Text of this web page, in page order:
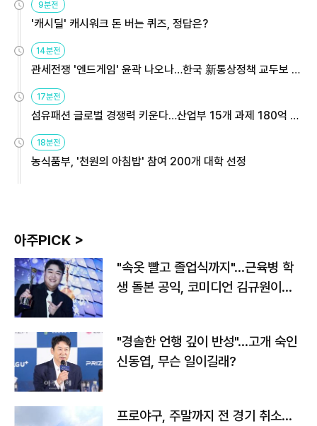
9분전
'캐시딜' 캐시워크 돈 버는 퀴즈, 정답은?
14분전
관세전쟁 '엔드게임' 윤곽 나오나…한국 新통상정책 교두보 활
17분전
섬유패션 글로벌 경쟁력 키운다…산업부 15개 과제 180억 지
18분전
농식품부, '천원의 아침밥' 참여 200개 대학 선정
아주PICK >
"속옷 빨고 졸업식까지"…근육병 학
생 돌본 공익, 코미디언 김규원이었
"경솔한 언행 깊이 반성"…고개 숙인
신동엽, 무슨 일이길래?
프로야구, 주말까지 전 경기 취소…